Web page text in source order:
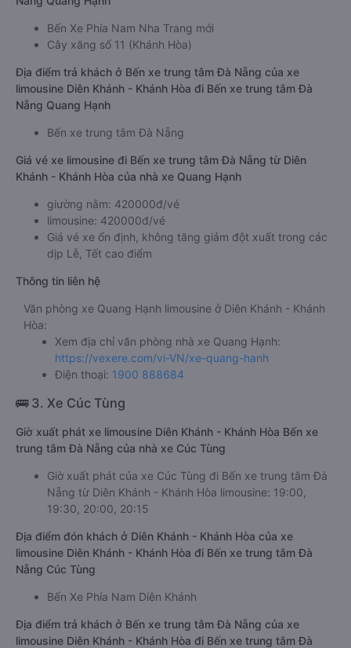
Bến Xe Phía Nam Nha Trang mới
Cây xăng số 11 (Khánh Hòa)
Địa điểm trả khách ở Bến xe trung tâm Đà Nẵng của xe
limousine Diên Khánh - Khánh Hòa đi Bến xe trung tâm Đà
Nẵng Quang Hạnh
Bến xe trung tâm Đà Nẵng
Giá vé xe limousine đi Bến xe trung tâm Đà Nẵng từ Diên
Khánh - Khánh Hòa của nhà xe Quang Hạnh
giường nằm: 420000đ/vé
limousine: 420000đ/vé
Giá vé xe ổn định, không tăng giảm đột xuất trong các
dịp Lễ, Tết cao điểm
Thông tin liên hệ
Văn phòng xe Quang Hạnh limousine ở Diên Khánh - Khánh
Hòa:
Xem địa chỉ văn phòng nhà xe Quang Hạnh:
https://vexere.com/vi-VN/xe-quang-hanh
Điện thoại: 1900 888684
🚌 3. Xe Cúc Tùng
Giờ xuất phát xe limousine Diên Khánh - Khánh Hòa Bến xe
trung tâm Đà Nẵng của nhà xe Cúc Tùng
Giờ xuất phát của xe Cúc Tùng đi Bến xe trung tâm Đà
Nẵng từ Diên Khánh - Khánh Hòa limousine: 19:00,
19:30, 20:00, 20:15
Địa điểm đón khách ở Diên Khánh - Khánh Hòa của xe
limousine Diên Khánh - Khánh Hòa đi Bến xe trung tâm Đà
Nẵng Cúc Tùng
Bến Xe Phía Nam Diên Khánh
Địa điểm trả khách ở Bến xe trung tâm Đà Nẵng của xe
limousine Diên Khánh - Khánh Hòa đi Bến xe trung tâm Đà